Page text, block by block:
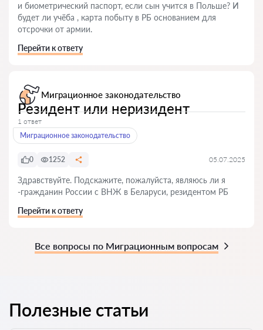
и биометрический паспорт, если сын учится в Польше? И
будет ли учёба , карта побыту в РБ основанием для
отсрочки от армии.
Перейти к ответу
Миграционное законодательство
Резидент или неризидент
1 ответ
Миграционное законодательство
0 1252 05.07.2025
Здравствуйте. Подскажите, пожалуйста, являюсь ли я
-гражданин России с ВНЖ в Беларуси, резидентом РБ
Перейти к ответу
Все вопросы по Миграционным вопросам
Полезные статьи